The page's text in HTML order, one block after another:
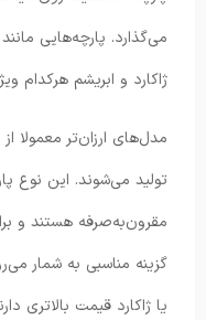
می‌گذارد. پارچه‌هایی
ژاکارد و ابریشم هرکدام
مدل‌های ارزان‌تر معمولا
تولید می‌شوند. این نوع
مقرون‌به‌صرفه هستند و
گزینه مناسبی به شمار
یا ژاکارد قیمت بالاتری